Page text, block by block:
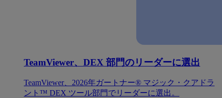
TeamViewer、DEX 部門のリーダーに選出
TeamViewer、2026年ガートナー® マジック・クアドラ
ント™ DEX ツール部門でリーダーに選出。